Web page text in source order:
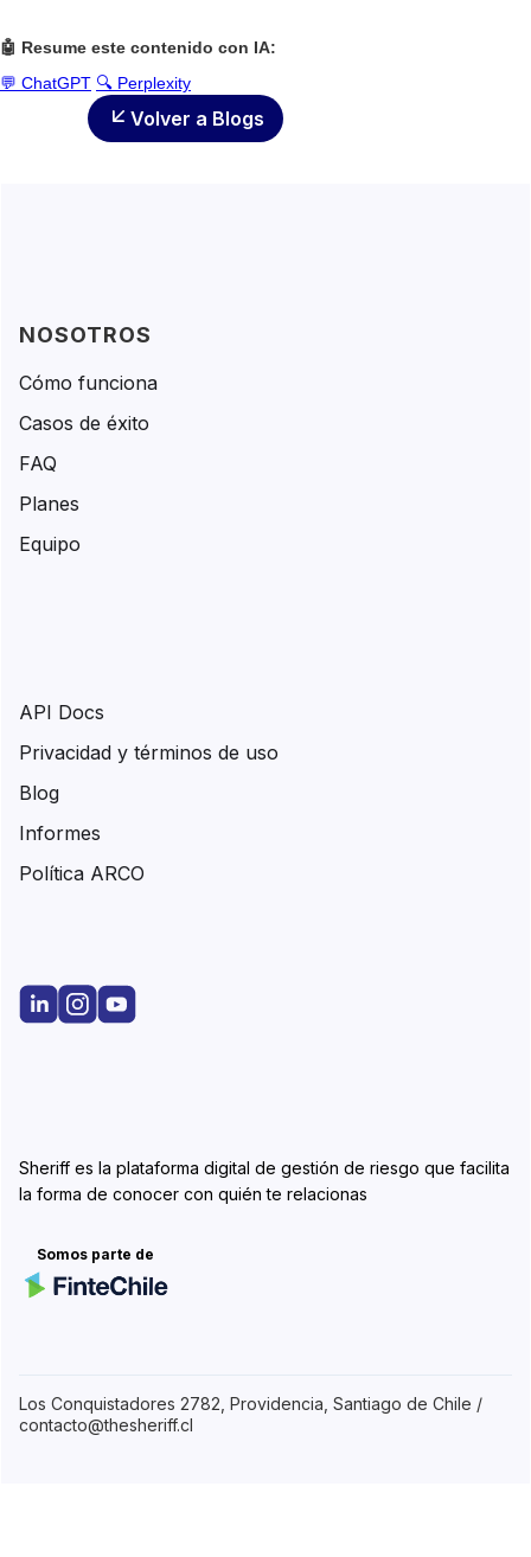
🤖 Resume este contenido con IA:
💬 ChatGPT 🔍 Perplexity
Volver a Blogs
Sheriff es la plataforma digital de gestión de riesgo que facilita
la forma de conocer con quién te relacionas
Somos parte de
NOSOTROS
Cómo funciona
Casos de éxito
FAQ
Planes
Equipo
API Docs
Privacidad y términos de uso
Blog
Informes
Política ARCO
Los Conquistadores 2782, Providencia, Santiago de Chile /
contacto@thesheriff.cl